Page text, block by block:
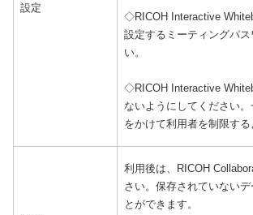
設定
◇RICOH Interactive
設定するミーティングパ
い。
◇RICOH Interactive
ないようにしてください
をかけて利用者を制限する
利用後は、RICOH
さい。保存されていない
とができます。